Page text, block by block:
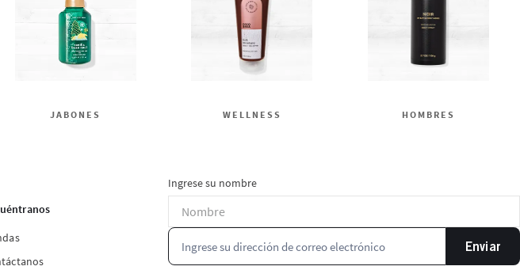
JABONES WELLNESS HOMBRES
Ingrese su nombre
Enviar